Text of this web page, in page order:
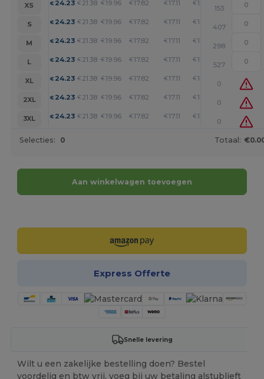
XS € 24.23 € 21.38 € 19.96 € 17.82 €17.11 €16.39
153
S
€ 24.23 € 21.38 € 19.96 € 17.82 €17.11 €16.39 +
407
M
€ 24.23 € 21.38 € 19.96 € 17.82 €17.11 €16.39 +
298
L
€ 24.23 € 21.38 € 19.96 € 17.82 €17.11 €16.39 +
527
XL
€ 24.23 € 21.38 € 19.96 € 17.82 €17.11 €16.39
0
2XL
€ 24.23 € 21.38 € 19.96 € 17.82 €17.11 €16.39
0
3XL
€ 24.23 € 21.38 € 19.96 € 17.82 €17.11 €16.39
0
Selecties: 0 Totaal:
Aan winkelwagen toevoegen
Express Offerte
Snelle levering
Wilt u een zakelijke bestelling doen? Bestel
voordelig en btw vrij, voeg bij uw betaling alstublieft